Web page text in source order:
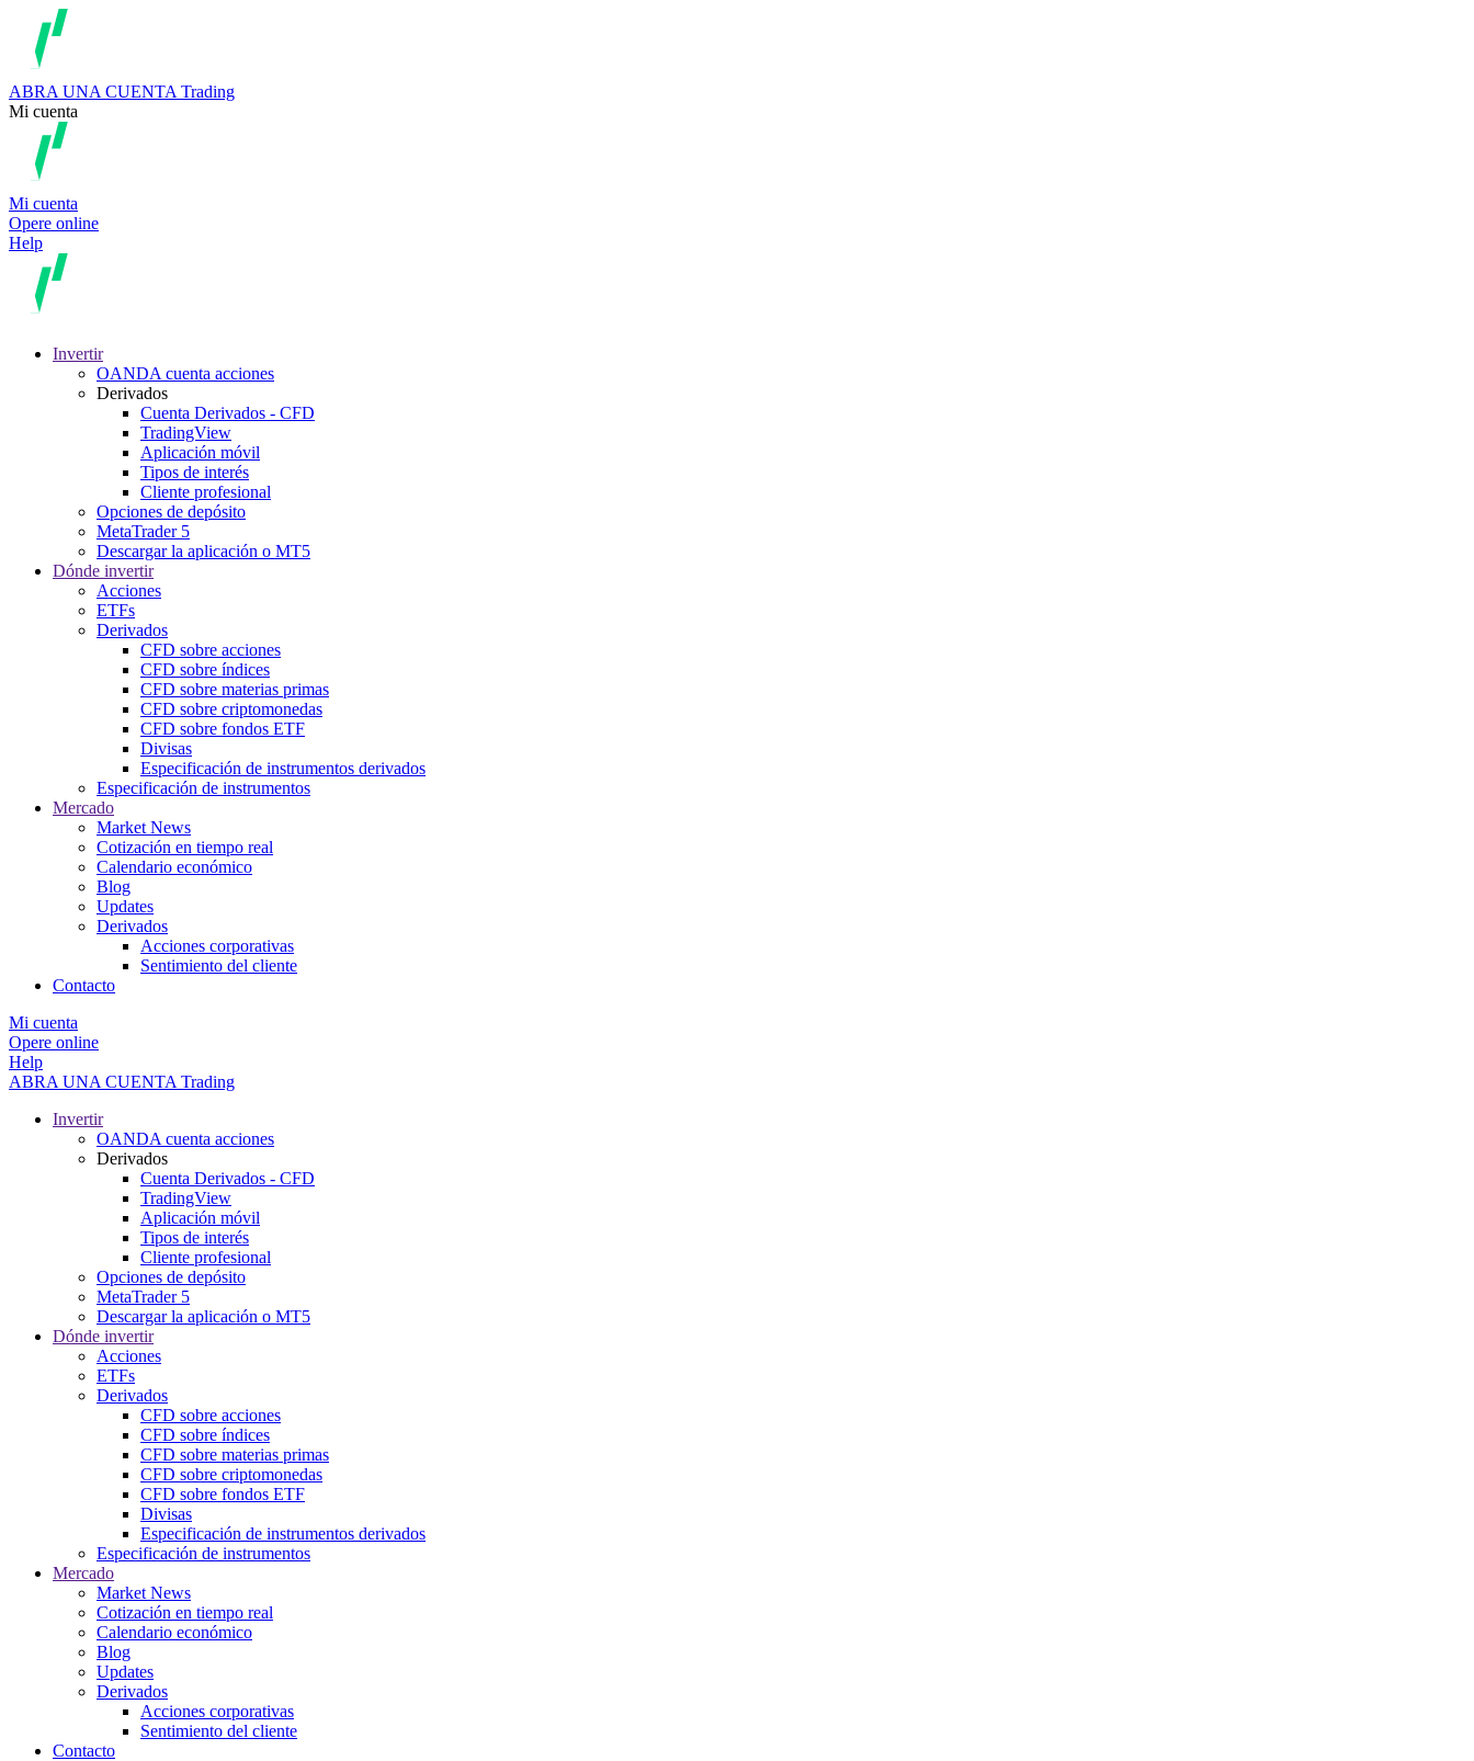
ABRA UNA CUENTA Trading
Mi cuenta
Mi cuenta
Opere online
Help
Invertir
OANDA cuenta acciones
Derivados
Cuenta Derivados - CFD
TradingView
Aplicación móvil
Tipos de interés
Cliente profesional
Opciones de depósito
MetaTrader 5
Descargar la aplicación o MT5
Dónde invertir
Acciones
ETFs
Derivados
CFD sobre acciones
CFD sobre índices
CFD sobre materias primas
CFD sobre criptomonedas
CFD sobre fondos ETF
Divisas
Especificación de instrumentos derivados
Especificación de instrumentos
Mercado
Market News
Cotización en tiempo real
Calendario económico
Blog
Updates
Derivados
Acciones corporativas
Sentimiento del cliente
Contacto
Mi cuenta
Opere online
Help
ABRA UNA CUENTA Trading
Invertir
OANDA cuenta acciones
Derivados
Cuenta Derivados - CFD
TradingView
Aplicación móvil
Tipos de interés
Cliente profesional
Opciones de depósito
MetaTrader 5
Descargar la aplicación o MT5
Dónde invertir
Acciones
ETFs
Derivados
CFD sobre acciones
CFD sobre índices
CFD sobre materias primas
CFD sobre criptomonedas
CFD sobre fondos ETF
Divisas
Especificación de instrumentos derivados
Especificación de instrumentos
Mercado
Market News
Cotización en tiempo real
Calendario económico
Blog
Updates
Derivados
Acciones corporativas
Sentimiento del cliente
Contacto